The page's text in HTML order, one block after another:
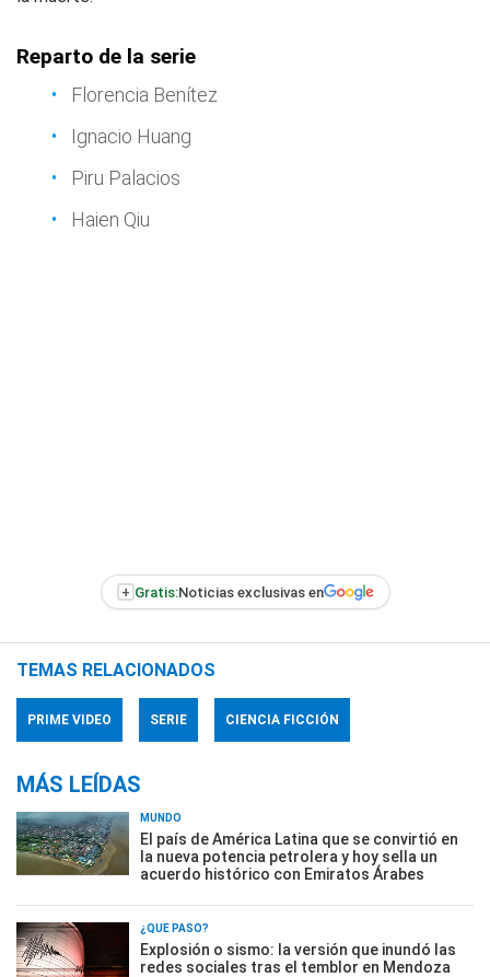
Reparto de la serie
Florencia Benítez
Ignacio Huang
Piru Palacios
Haien Qiu
+ Gratis:Noticias exclusivas en
TEMAS RELACIONADOS
PRIME VIDEO SERIE CIENCIA FICCIÓN
MÁS LEÍDAS
MUNDO
El país de América Latina que se convirtió en
la nueva potencia petrolera y hoy sella un
acuerdo histórico con Emiratos Árabes
¿QUÉ PASÓ?
Explosión o sismo: la versión que inundó las
redes sociales tras el temblor en Mendoza